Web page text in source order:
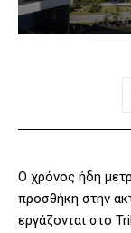
O χρόνος ήδη
προσθήκη στην
εργάζονται στο